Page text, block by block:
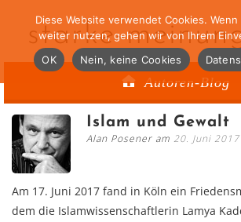
starke-
Autoren-Blog
Islam und Gewalt
Alan Posener am 20. Juni 2017
Am 17. Juni 2017 fand in Köln ein
dem die Islamwissenschaftlerin Lamya
Diese Website verwendet Cookies. Wenn
weiter nutzen, gehen wir von Ihrem
OK
Nein, keine Cookies